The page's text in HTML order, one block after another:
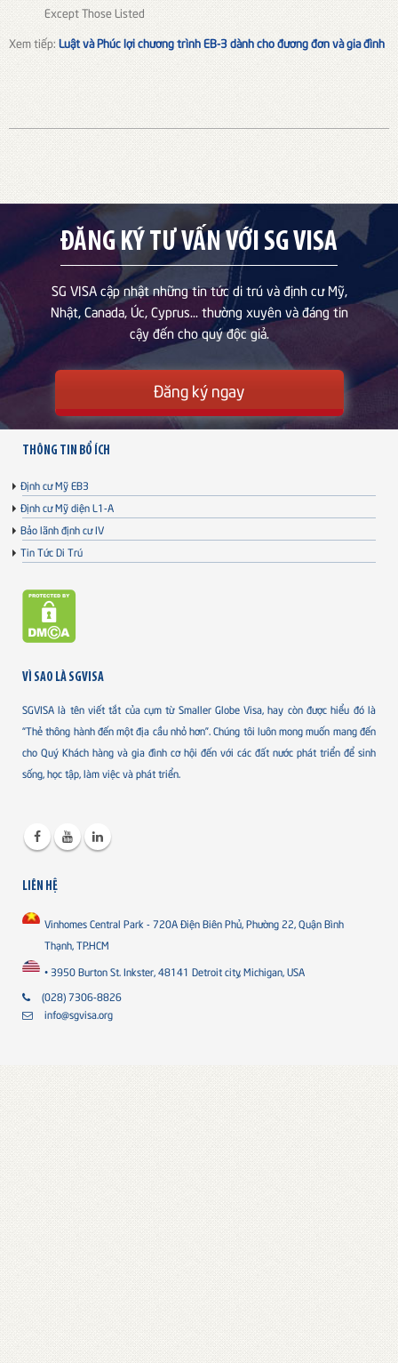
Except Those Listed
Xem tiếp:Luật và Phúc lợi chương trình EB-3 dành cho đương đơn và gia đình
ĐĂNG KÝ TƯ VẤN VỚI SG VISA
SG VISA cập nhật những tin tức di trú và định cư Mỹ,
Nhật, Canada, Úc, Cyprus... thường xuyên và đáng tin
cậy đến cho quý độc giả.
Đăng ký ngay
THÔNG TIN BỔ ÍCH
Định cư Mỹ EB3
Định cư Mỹ diện L1-A
Bảo lãnh định cư IV
Tin Tức Di Trú
VÌ SAO LÀ SGVISA
SGVISA là tên viết tắt của cụm từ Smaller Globe Visa, hay còn được hiểu đó là
“Thẻ thông hành đến một địa cầu nhỏ hơn”. Chúng tôi luôn mong muốn mang đến
cho Quý Khách hàng và gia đình cơ hội đến với các đất nước phát triển để sinh
sống, học tập, làm việc và phát triển.
LIÊN HỆ
Vinhomes Central Park - 720A Điện Biên Phủ, Phường 22, Quận Bình
Thạnh, TP.HCM
• 3950 Burton St. Inkster, 48141 Detroit city, Michigan, USA
(028) 7306-8826
info@sgvisa.org